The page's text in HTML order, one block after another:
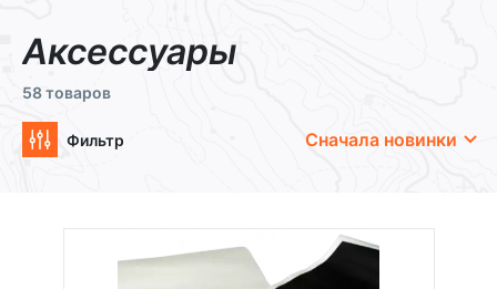
Аксессуары
58 товаров
Фильтр Сначала новинки